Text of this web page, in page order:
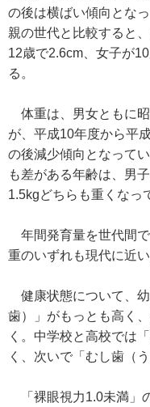
の後は横ばい傾向とな
親の世代と比較すると
12歳で2.6cm、女子が
る。
体重は、男女ともに
が、平成10年度から平
の後減少傾向となって
も差がある年齢は、男
1.5kgどちらも重くなっ
年間発育量を世代間
重のいずれも現代に近
健康状態について、
歯）」がもっとも高く
く。中学校と高校では
く、次いで「むし歯（
「裸眼視力1.0未満」